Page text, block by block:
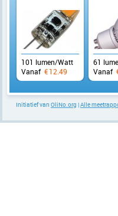
101 lumen/Watt
Vanaf €12.49
61
Vanaf
Initiatief van OliNo.org |Alle